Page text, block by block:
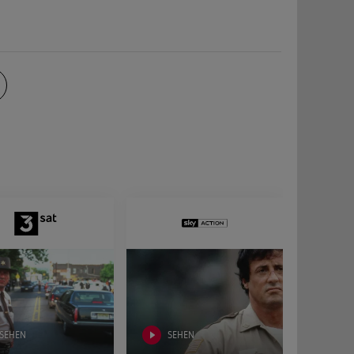
SEHEN SEHEN